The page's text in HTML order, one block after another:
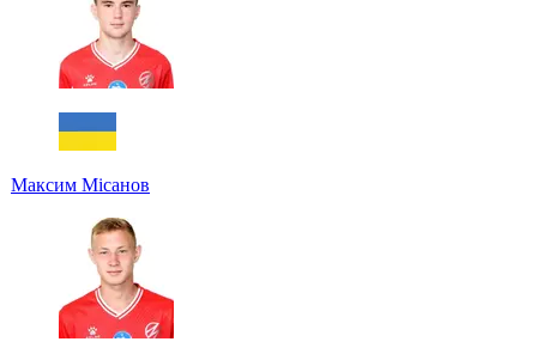
Максим Місанов